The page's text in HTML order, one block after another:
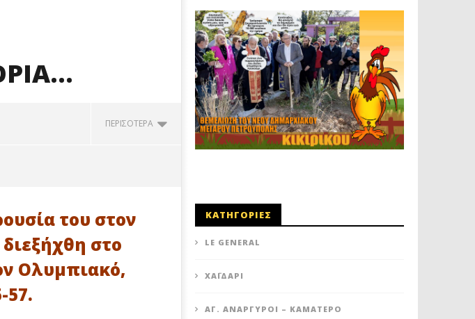
ΠΕΡΙΣΟΤΕΡΑ
του στον
στο
Ολυμπιακό,
57.
ΚΑΤΗΓΟΡΙΕΣ
LE GENERAL
XΑΪΔΆΡΙ
ΆΓ. ΑΝΆΡΓΥΡΟΙ – KΑΜΑΤΕΡΌ